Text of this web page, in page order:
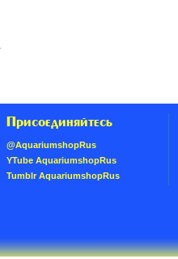
Присоединяйтесь
@AquariumshopRus
YTube AquariumshopRus
Tumblr AquariumshopRus